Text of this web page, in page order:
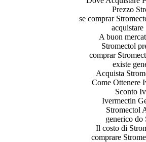
Prezzo
se comprar
A buon
Stromectol
comprar
existe
Acquista
Come Ottenere
Sconto
Ivermectin
Stromectol
generico do
Il costo di
comprare
più economico | Cialis Black 800mg in
Citrate Lombardia | Pillole senza